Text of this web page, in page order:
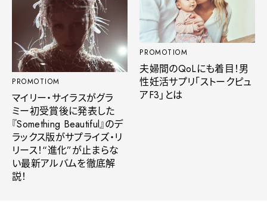
PROMOTIOM
マイリー・サイラスがグラ
ミー初受賞後に発表した
『Something Beautiful』のデ
ラックス版がサプライズ・リ
リース！“進化”が止まらな
い最新アルバムを徹底解
説！
PROMOTIOM
夫婦間のQoLにも着目！男
性妊活サプリ「ストークピュ
アF3」とは